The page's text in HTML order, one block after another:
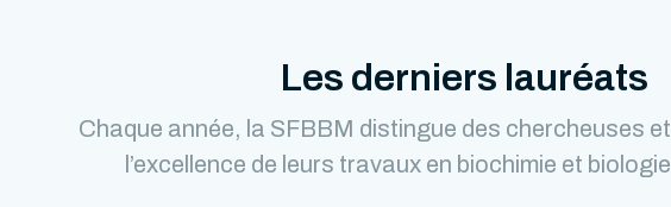
Les derniers lauréats
Chaque année, la SFBBM distingue des chercheuses
l’excellence de leurs travaux en biochimie et